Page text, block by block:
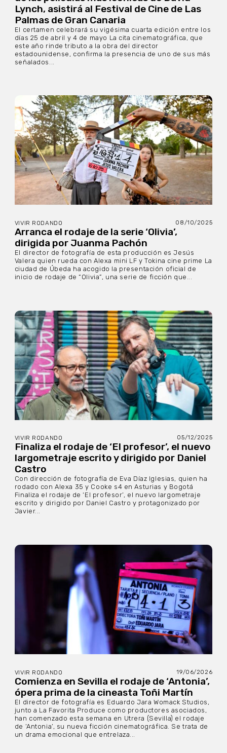
Lynch, asistirá al Festival de Cine de Las
Palmas de Gran Canaria
El certamen celebrará su vigésima cuarta edición entre los
días 25 de abril y 4 de mayo La cita cinematográfica, que
este año rinde tributo a la obra del director
estadounidense, confirma la presencia de uno de sus más
señalados...
VIVIR RODANDO 08/10/2025
Arranca el rodaje de la serie ‘Olivia’,
dirigida por Juanma Pachón
El director de fotografía de esta producción es Jesús
Valera quien rueda con Alexa mini LF y Tokina cine prime La
ciudad de Úbeda ha acogido la presentación oficial de
inicio de rodaje de “Olivia”, una serie de ficción que...
VIVIR RODANDO 05/12/2025
Finaliza el rodaje de ‘El profesor’, el nuevo
largometraje escrito y dirigido por Daniel
Castro
Con dirección de fotografía de Eva Díaz Iglesias, quien ha
rodado con Alexa 35 y Cooke s4 en Asturias y Bogotá
Finaliza el rodaje de ‘El profesor’, el nuevo largometraje
escrito y dirigido por Daniel Castro y protagonizado por
Javier...
VIVIR RODANDO 19/06/2026
Comienza en Sevilla el rodaje de ‘Antonia’,
ópera prima de la cineasta Toñi Martín
El director de fotografía es Eduardo Jara Womack Studios,
junto a La Favorita Produce como productores asociados,
han comenzado esta semana en Utrera (Sevilla) el rodaje
de ‘Antonia’, su nueva ficción cinematográfica. Se trata de
un drama emocional que entrelaza...